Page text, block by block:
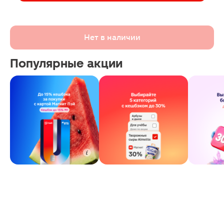
Нет в наличии
Популярные акции